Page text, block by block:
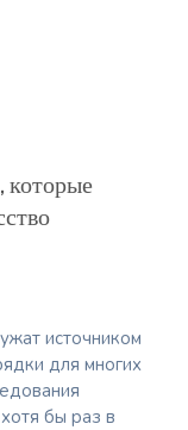
которые
источником
для многих
бы раз в